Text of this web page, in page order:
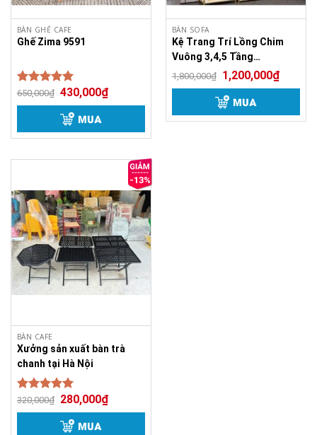
BÀN GHẾ CAFE
Ghế Zima 9591
Được xếp
hạng5.00
650,000₫ 430,000₫
MUA
BÀN SOFA
Kệ Trang Trí Lồng Chim
Vuông 3,4,5 Tầng
KTT3450
1,800,000₫ 1,200,000₫
MUA
-13%
BÀN CAFE
Xưởng sản xuất bàn trà
chanh tại Hà Nội
Được xếp
hạng5.00
320,000₫ 280,000₫
MUA